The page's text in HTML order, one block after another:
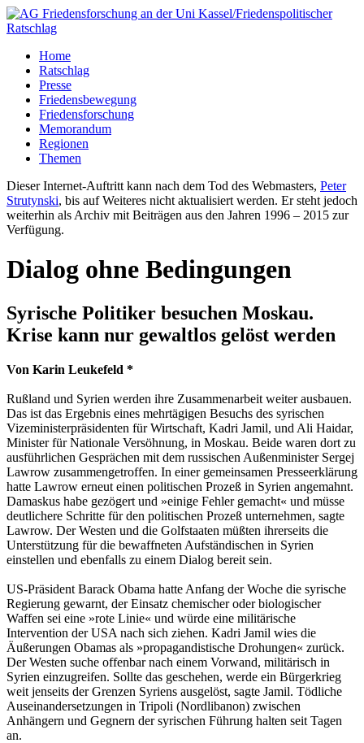
Home
Ratschlag
Presse
Friedensbewegung
Friedensforschung
Memorandum
Regionen
Themen
Dieser Internet-Auftritt kann nach dem Tod des Webmasters, Peter
Strutynski, bis auf Weiteres nicht aktualisiert werden. Er steht jedoch
weiterhin als Archiv mit Beiträgen aus den Jahren 1996 – 2015 zur
Verfügung.
Dialog ohne Bedingungen
Syrische Politiker besuchen Moskau.
Krise kann nur gewaltlos gelöst werden
Von Karin Leukefeld *
Rußland und Syrien werden ihre Zusammenarbeit weiter ausbauen.
Das ist das Ergebnis eines mehrtägigen Besuchs des syrischen
Vizeministerpräsidenten für Wirtschaft, Kadri Jamil, und Ali Haidar,
Minister für Nationale Versöhnung, in Moskau. Beide waren dort zu
ausführlichen Gesprächen mit dem russischen Außenminister Sergej
Lawrow zusammengetroffen. In einer gemeinsamen Presseerklärung
hatte Lawrow erneut einen politischen Prozeß in Syrien angemahnt.
Damaskus habe gezögert und »einige Fehler gemacht« und müsse
deutlichere Schritte für den politischen Prozeß unternehmen, sagte
Lawrow. Der Westen und die Golfstaaten müßten ihrerseits die
Unterstützung für die bewaffneten Aufständischen in Syrien
einstellen und ebenfalls zu einem Dialog bereit sein.
US-Präsident Barack Obama hatte Anfang der Woche die syrische
Regierung gewarnt, der Einsatz chemischer oder biologischer
Waffen sei eine »rote Linie« und würde eine militärische
Intervention der USA nach sich ziehen. Kadri Jamil wies die
Äußerungen Obamas als »propagandistische Drohungen« zurück.
Der Westen suche offenbar nach einem Vorwand, militärisch in
Syrien einzugreifen. Sollte das geschehen, werde ein Bürgerkrieg
weit jenseits der Grenzen Syriens ausgelöst, sagte Jamil. Tödliche
Auseinandersetzungen in Tripoli (Nordlibanon) zwischen
Anhängern und Gegnern der syrischen Führung halten seit Tagen
an.